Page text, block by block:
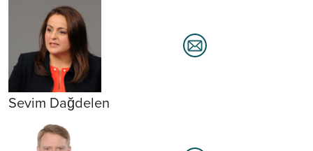
Sevim Dağdelen